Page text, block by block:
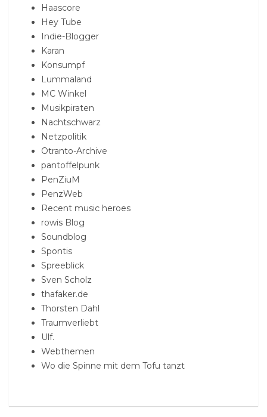
Haascore
Hey Tube
Indie-Blogger
Karan
Konsumpf
Lummaland
MC Winkel
Musikpiraten
Nachtschwarz
Netzpolitik
Otranto-Archive
pantoffelpunk
PenZiuM
PenzWeb
Recent music heroes
rowis Blog
Soundblog
Spontis
Spreeblick
Sven Scholz
thafaker.de
Thorsten Dahl
Traumverliebt
Ulf.
Webthemen
Wo die Spinne mit dem Tofu tanzt